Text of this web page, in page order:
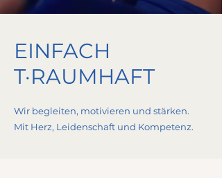
EINFACH
T·RAUMHAFT
Wir begleiten, motivieren und stärken.
Mit Herz, Leidenschaft und Kompetenz.